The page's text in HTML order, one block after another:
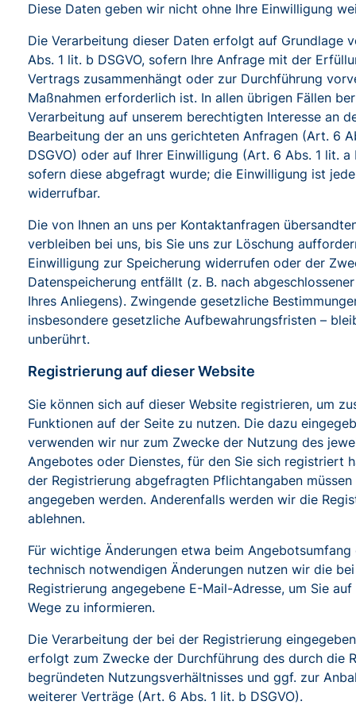
Diese Daten geben wir nicht ohne Ihre Einwilligung
Die Verarbeitung dieser Daten erfolgt auf Grundlage
Abs. 1 lit. b DSGVO, sofern Ihre Anfrage mit der
Vertrags zusammenhängt oder zur Durchführung
Maßnahmen erforderlich ist. In allen übrigen Fällen
Verarbeitung auf unserem berechtigten Interesse an
Bearbeitung der an uns gerichteten Anfragen (Art. 6
DSGVO) oder auf Ihrer Einwilligung (Art. 6 Abs. 1 lit. a
sofern diese abgefragt wurde; die Einwilligung ist
widerrufbar.
Die von Ihnen an uns per Kontaktanfragen
verbleiben bei uns, bis Sie uns zur Löschung
Einwilligung zur Speicherung widerrufen oder der
Datenspeicherung entfällt (z. B. nach
Ihres Anliegens). Zwingende gesetzliche
insbesondere gesetzliche Aufbewahrungsfristen –
unberührt.
Registrierung auf dieser Website
Sie können sich auf dieser Website registrieren, um
Funktionen auf der Seite zu nutzen. Die dazu
verwenden wir nur zum Zwecke der Nutzung des
Angebotes oder Dienstes, für den Sie sich registriert
der Registrierung abgefragten Pflichtangaben
angegeben werden. Anderenfalls werden wir die
ablehnen.
Für wichtige Änderungen etwa beim Angebotsumfang
technisch notwendigen Änderungen nutzen wir die
Registrierung angegebene E-Mail-Adresse, um Sie auf
Wege zu informieren.
Die Verarbeitung der bei der Registrierung
erfolgt zum Zwecke der Durchführung des durch die
begründeten Nutzungsverhältnisses und ggf. zur
weiterer Verträge (Art. 6 Abs. 1 lit. b DSGVO).